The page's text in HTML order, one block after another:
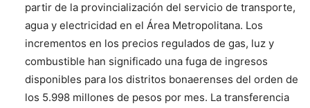
partir de la provincialización del servicio de transporte,
agua y electricidad en el Área Metropolitana. Los
incrementos en los precios regulados de gas, luz y
combustible han significado una fuga de ingresos
disponibles para los distritos bonaerenses del orden de
los 5.998 millones de pesos por mes. La transferencia